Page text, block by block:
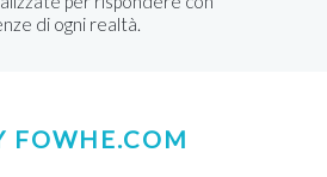
di ogni realtà.
FOWHE.COM